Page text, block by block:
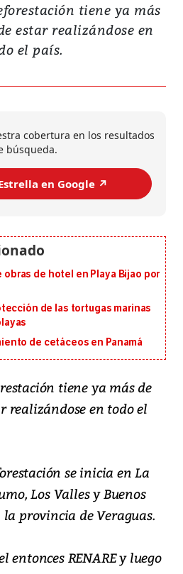
tiene ya más
estar realizándose en
el país.
cobertura en los resultados
búsqueda.
en Google ↗️
de hotel en Playa Bijao por
de las tortugas marinas
de cetáceos en Panamá
tiene ya más de
realizándose en todo el
se inicia en La
Los Valles y Buenos
provincia de Veraguas.
entonces RENARE y luego